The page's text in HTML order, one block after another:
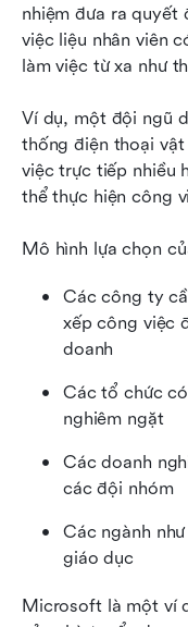
nhiệm đưa ra quyết
việc liệu nhân viên
làm việc từ xa như
Ví dụ, một đội ngũ
thống điện thoại
việc trực tiếp nhiều
thể thực hiện công
Mô hình lựa chọn
Các công ty
xếp công việc
doanh
Các tổ chức
nghiêm ngặt
Các doanh
các đội nhóm
Các ngành
giáo dục
Microsoft là một ví